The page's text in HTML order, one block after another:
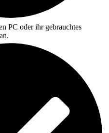
PC oder ihr gebrauchtes